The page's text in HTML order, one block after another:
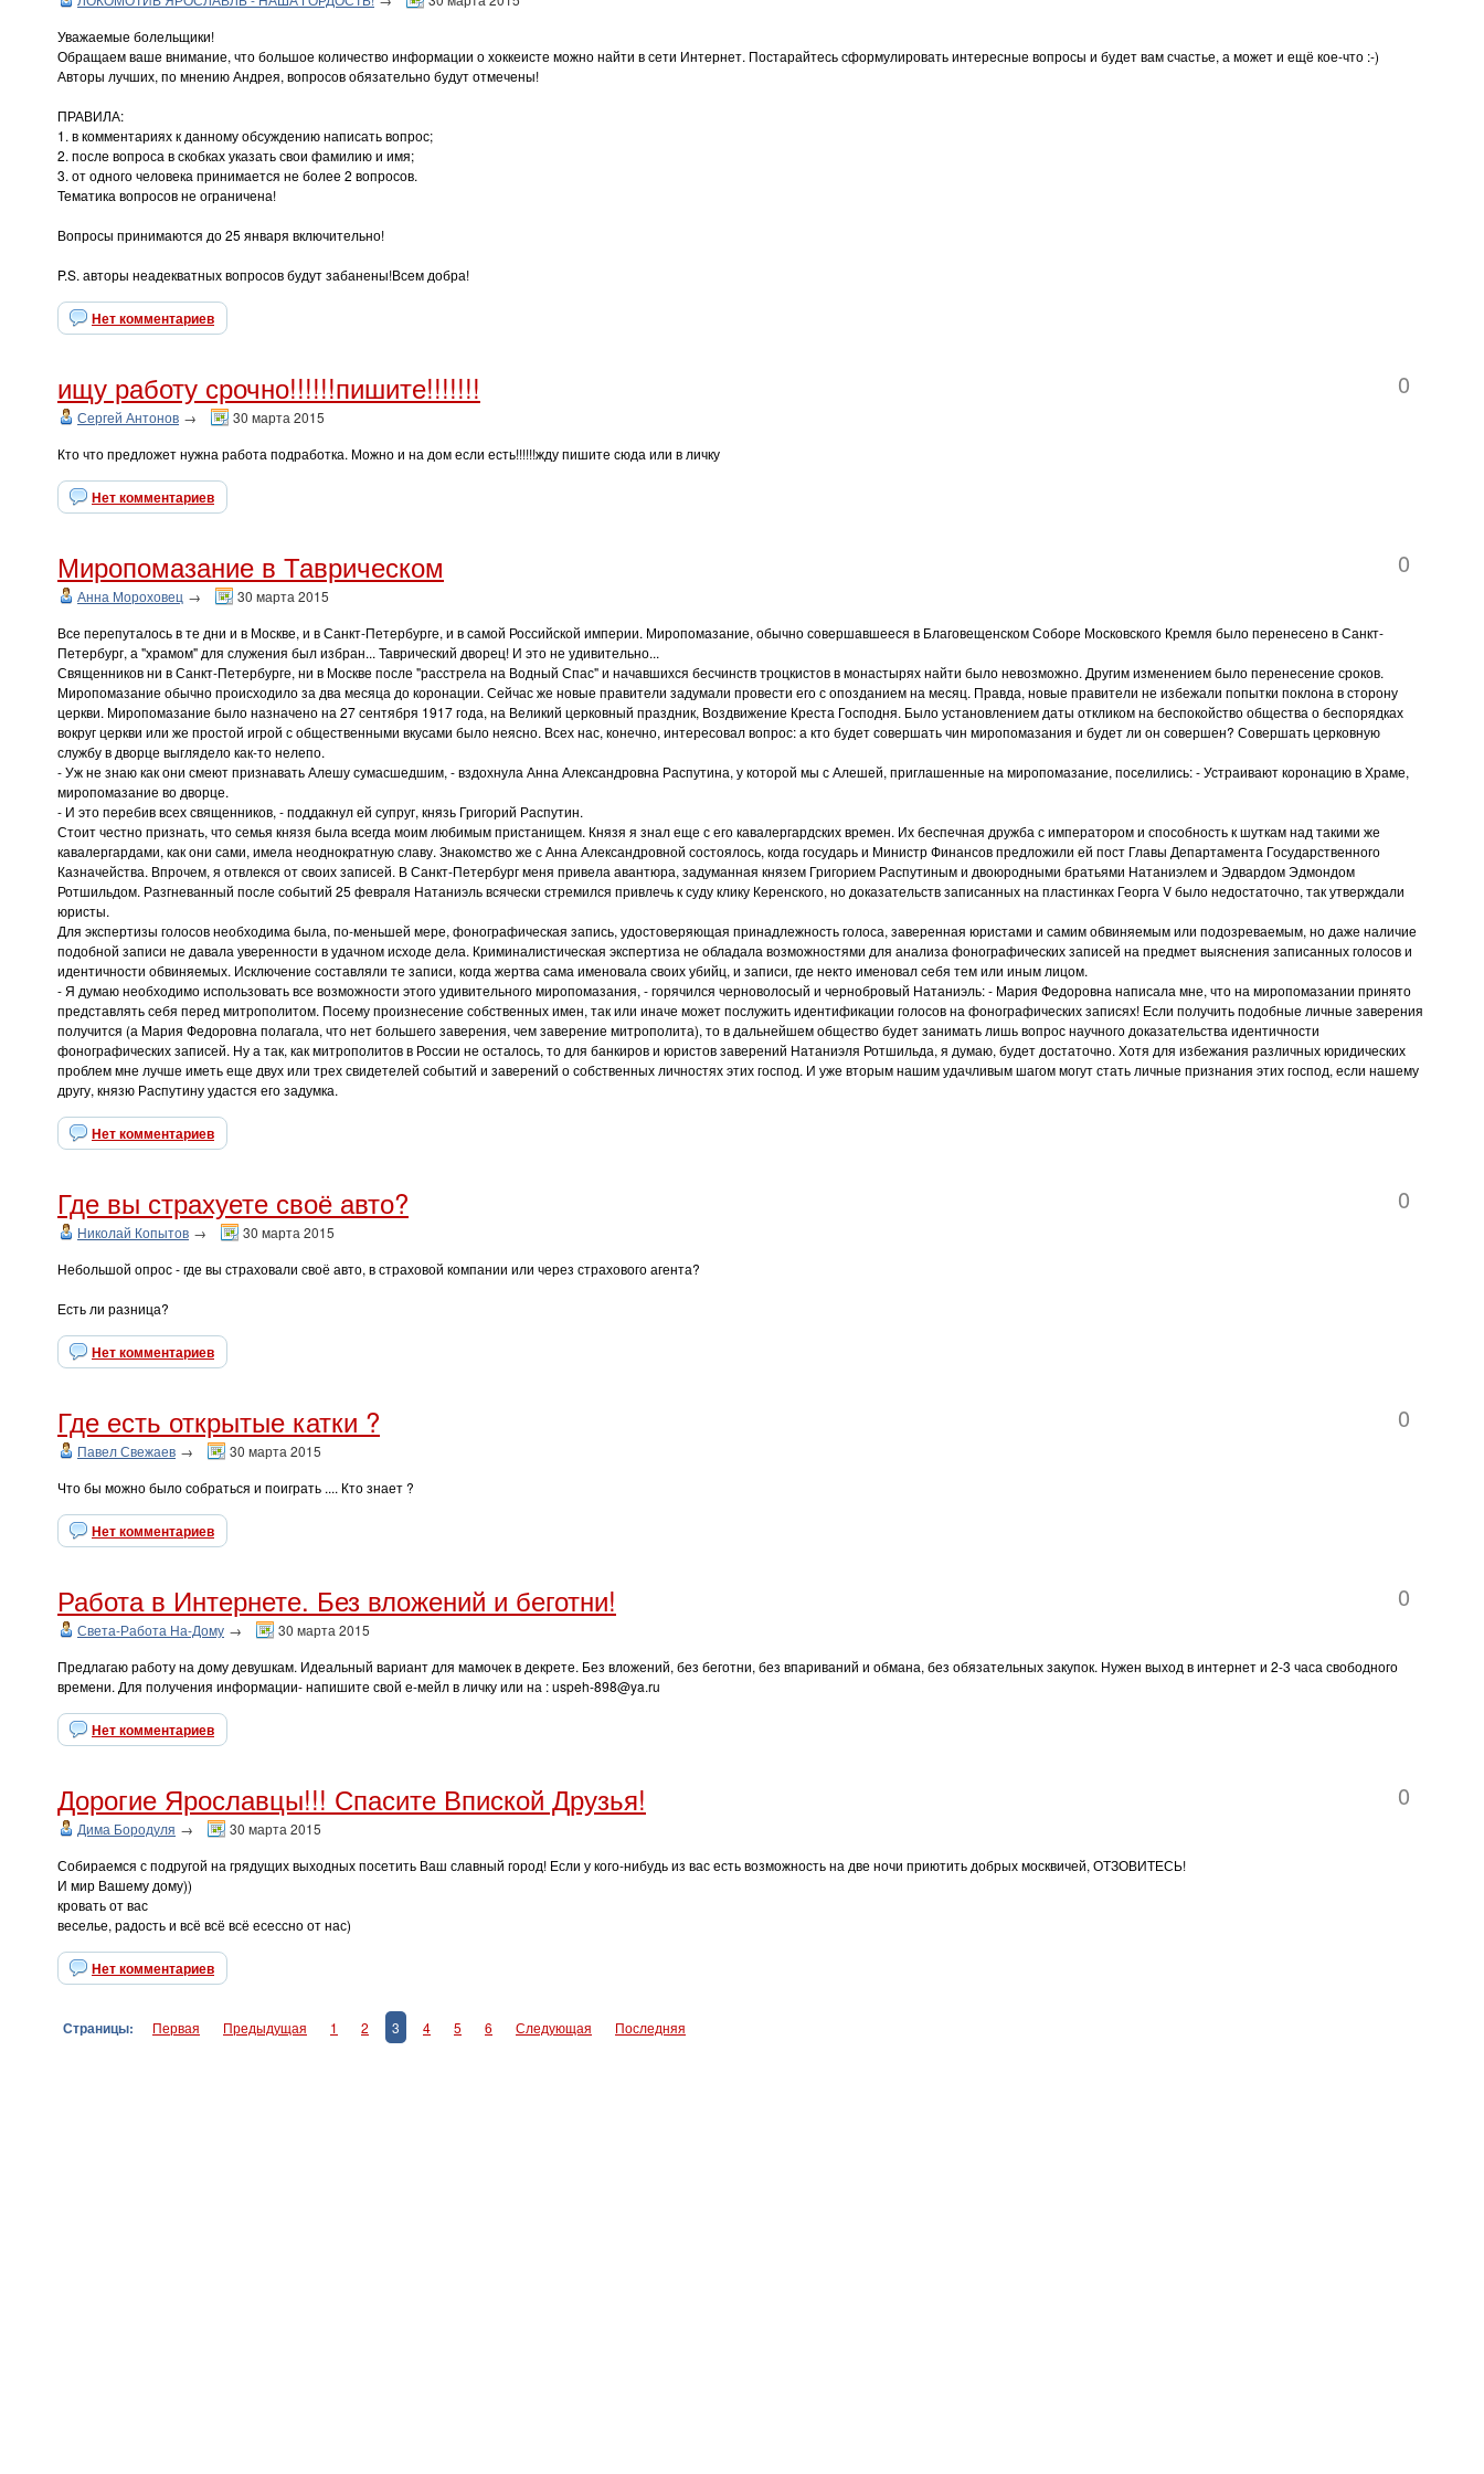
Уважаемые болельщики!
Обращаем ваше внимание, что большое количество информации о хоккеисте можно найти в сети Интернет. Постарайтесь сформулировать интересные вопросы и будет вам счастье, а может и ещё кое-что :-)
Авторы лучших, по мнению Андрея, вопросов обязательно будут отмечены!
ПРАВИЛА:
1. в комментариях к данному обсуждению написать вопрос;
2. после вопроса в скобках указать свои фамилию и имя;
3. от одного человека принимается не более 2 вопросов.
Тематика вопросов не ограничена!
Вопросы принимаются до 25 января включительно!
P.S. авторы неадекватных вопросов будут забанены!Всем добра!
Нет комментариев
ищу работу срочно!!!!!!пишите!!!!!!! 0
Сергей Антонов →
30 марта 2015
Кто что предложет нужна работа подработка. Можно и на дом если есть!!!!!!жду пишите сюда или в личку
Нет комментариев
Миропомазание в Таврическом 0
Анна Мороховец →
30 марта 2015
Все перепуталось в те дни и в Москве, и в Санкт-Петербурге, и в самой Российской империи. Миропомазание, обычно совершавшееся в Благовещенском Соборе Московского Кремля было перенесено в Санкт-
Петербург, а "храмом" для служения был избран... Таврический дворец! И это не удивительно...
Священников ни в Санкт-Петербурге, ни в Москве после "расстрела на Водный Спас" и начавшихся бесчинств троцкистов в монастырях найти было невозможно. Другим изменением было перенесение сроков.
Миропомазание обычно происходило за два месяца до коронации. Сейчас же новые правители задумали провести его с опозданием на месяц. Правда, новые правители не избежали попытки поклона в сторону
церкви. Миропомазание было назначено на 27 сентября 1917 года, на Великий церковный праздник, Воздвижение Креста Господня. Было установлением даты откликом на беспокойство общества о беспорядках
вокруг церкви или же простой игрой с общественными вкусами было неясно. Всех нас, конечно, интересовал вопрос: а кто будет совершать чин миропомазания и будет ли он совершен? Совершать церковную
службу в дворце выглядело как-то нелепо.
- Уж не знаю как они смеют признавать Алешу сумасшедшим, - вздохнула Анна Александровна Распутина, у которой мы с Алешей, приглашенные на миропомазание, поселились: - Устраивают коронацию в Храме,
миропомазание во дворце.
- И это перебив всех священников, - поддакнул ей супруг, князь Григорий Распутин.
Стоит честно признать, что семья князя была всегда моим любимым пристанищем. Князя я знал еще с его кавалергардских времен. Их беспечная дружба с императором и способность к шуткам над такими же
кавалергардами, как они сами, имела неоднократную славу. Знакомство же с Анна Александровной состоялось, когда государь и Министр Финансов предложили ей пост Главы Департамента Государственного
Казначейства. Впрочем, я отвлекся от своих записей. В Санкт-Петербург меня привела авантюра, задуманная князем Григорием Распутиным и двоюродными братьями Натаниэлем и Эдвардом Эдмондом
Ротшильдом. Разгневанный после событий 25 февраля Натаниэль всячески стремился привлечь к суду клику Керенского, но доказательств записанных на пластинках Георга V было недостаточно, так утверждали
юристы.
Для экспертизы голосов необходима была, по-меньшей мере, фонографическая запись, удостоверяющая принадлежность голоса, заверенная юристами и самим обвиняемым или подозреваемым, но даже наличие
подобной записи не давала уверенности в удачном исходе дела. Криминалистическая экспертиза не обладала возможностями для анализа фонографических записей на предмет выяснения записанных голосов и
идентичности обвиняемых. Исключение составляли те записи, когда жертва сама именовала своих убийц, и записи, где некто именовал себя тем или иным лицом.
- Я думаю необходимо использовать все возможности этого удивительного миропомазания, - горячился черноволосый и чернобровый Натаниэль: - Мария Федоровна написала мне, что на миропомазании принято
представлять себя перед митрополитом. Посему произнесение собственных имен, так или иначе может послужить идентификации голосов на фонографических записях! Если получить подобные личные заверения
получится (а Мария Федоровна полагала, что нет большего заверения, чем заверение митрополита), то в дальнейшем общество будет занимать лишь вопрос научного доказательства идентичности
фонографических записей. Ну а так, как митрополитов в России не осталось, то для банкиров и юристов заверений Натаниэля Ротшильда, я думаю, будет достаточно. Хотя для избежания различных юридических
проблем мне лучше иметь еще двух или трех свидетелей событий и заверений о собственных личностях этих господ. И уже вторым нашим удачливым шагом могут стать личные признания этих господ, если нашему
другу, князю Распутину удастся его задумка.
Нет комментариев
Где вы страхуете своё авто? 0
Николай Копытов →
30 марта 2015
Небольшой опрос - где вы страховали своё авто, в страховой компании или через страхового агента?
Есть ли разница?
Нет комментариев
Где есть открытые катки ? 0
Павел Свежаев →
30 марта 2015
Что бы можно было собраться и поиграть .... Кто знает ?
Нет комментариев
Работа в Интернете. Без вложений и беготни! 0
Света-Работа На-Дому →
30 марта 2015
Предлагаю работу на дому девушкам. Идеальный вариант для мамочек в декрете. Без вложений, без беготни, без впариваний и обмана, без обязательных закупок. Нужен выход в интернет и 2-3 часа свободного
времени. Для получения информации- напишите свой е-мейл в личку или на : uspeh-898@ya.ru
Нет комментариев
Дорогие Ярославцы!!! Спасите Впиской Друзья! 0
Дима Бородуля →
30 марта 2015
Собираемся с подругой на грядущих выходных посетить Ваш славный город! Если у кого-нибудь из вас есть возможность на две ночи приютить добрых москвичей, ОТЗОВИТЕСЬ!
И мир Вашему дому))
кровать от вас
веселье, радость и всё всё всё есессно от нас)
Нет комментариев
Страницы: Первая Предыдущая 1 2 3 4 5 6 Следующая Последняя